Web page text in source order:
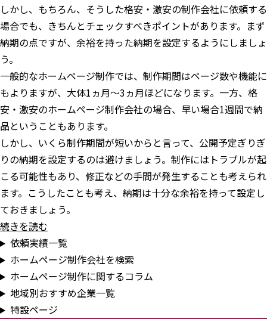
しかし、もちろん、そうした格安・激安の制作会社に依頼する
場合でも、きちんとチェックすべきポイントがあります。まず
納期の点ですが、余裕を持った納期を設定するようにしましょ
う。
一般的なホームページ制作では、制作期間はページ数や機能に
もよりますが、大体1ヵ月～3ヵ月ほどになります。一方、格
安・激安のホームページ制作会社の場合、早い場合1週間で納
品ということもあります。
しかし、いくら制作期間が短いからと言って、公開予定ぎりぎ
りの納期を設定するのは避けましょう。制作にはトラブルが起
こる可能性もあり、修正などの手間が発生することも考えられ
ます。こうしたことも考え、納期は十分な余裕を持って設定し
ておきましょう。
続きを読む
依頼実績一覧
ホームページ制作会社を検索
ホームページ制作に関するコラム
地域別おすすめ企業一覧
特設ページ